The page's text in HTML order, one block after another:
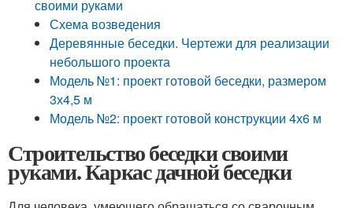
своими руками
Схема возведения
Деревянные беседки. Чертежи для реализации
небольшого проекта
Модель №1: проект готовой беседки, размером
3х4,5 м
Модель №2: проект готовой конструкции 4х6 м
Строительство беседки своими
руками. Каркас дачной беседки